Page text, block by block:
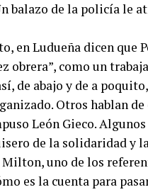
balazo de la policía le
en Ludueña dicen que
obrera”, como un
de abajo y de a
Otros hablan
León Gieco.
de la solidaridad y
uno de los
es la cuenta para